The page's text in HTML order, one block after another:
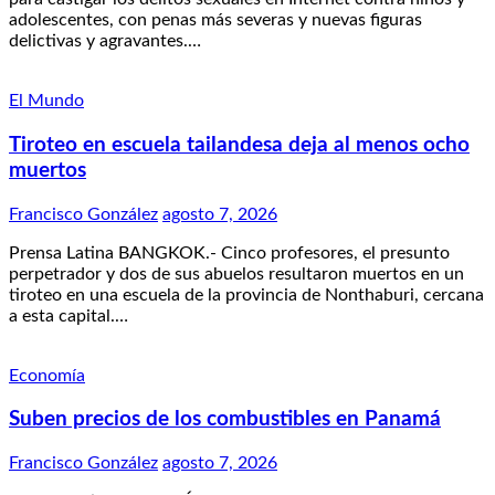
adolescentes, con penas más severas y nuevas figuras
delictivas y agravantes.…
El Mundo
Tiroteo en escuela tailandesa deja al menos ocho
muertos
Francisco González agosto 7, 2026
Prensa Latina BANGKOK.- Cinco profesores, el presunto
perpetrador y dos de sus abuelos resultaron muertos en un
tiroteo en una escuela de la provincia de Nonthaburi, cercana
a esta capital.…
Economía
Suben precios de los combustibles en Panamá
Francisco González agosto 7, 2026